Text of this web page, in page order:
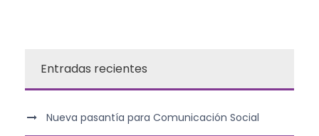
Entradas recientes
Nueva pasantía para Comunicación Social